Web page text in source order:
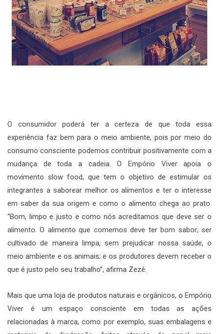
O consumidor poderá ter a certeza de que toda essa
experiência faz bem para o meio ambiente, pois por meio do
consumo consciente podemos contribuir positivamente com a
mudança de toda a cadeia. O Empório Viver apoia o
movimento slow food, que tem o objetivo de estimular os
integrantes a saborear melhor os alimentos e ter o interesse
em saber da sua origem e como o alimento chega ao prato.
“Bom, limpo e justo e como nós acreditamos que deve ser o
alimento. O alimento que comemos deve ter bom sabor; ser
cultivado de maneira limpa, sem prejudicar nossa saúde, o
meio ambiente e os animais; e os produtores devem receber o
que é justo pelo seu trabalho”, afirma Zezé.
Mais que uma loja de produtos naturais e orgânicos, o Empório
Viver é um espaço consciente em todas as ações
relacionadas à marca, como por exemplo, suas embalagens e